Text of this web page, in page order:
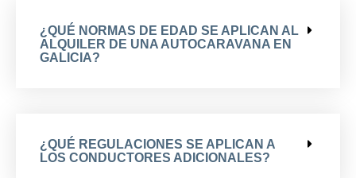
¿QUÉ NORMAS DE EDAD SE APLICAN AL
ALQUILER DE UNA AUTOCARAVANA EN
GALICIA?
¿QUÉ REGULACIONES SE APLICAN A
LOS CONDUCTORES ADICIONALES?